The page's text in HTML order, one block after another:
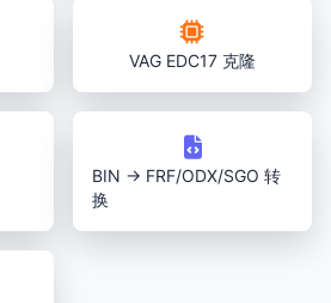
VAG EDC17 克隆
BIN → FRF/ODX/SGO 转
换